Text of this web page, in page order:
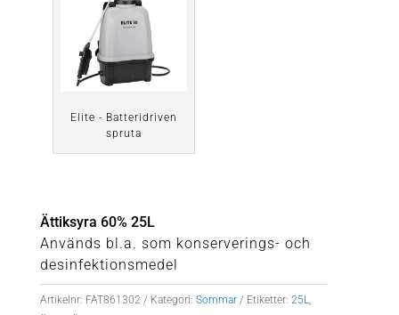
Elite - Batteridriven
spruta
Ättiksyra 60% 25L
Används bl.a. som konserverings- och
desinfektionsmedel
Artikelnr: FAT861302 Kategori: Sommar Etiketter: 25L,